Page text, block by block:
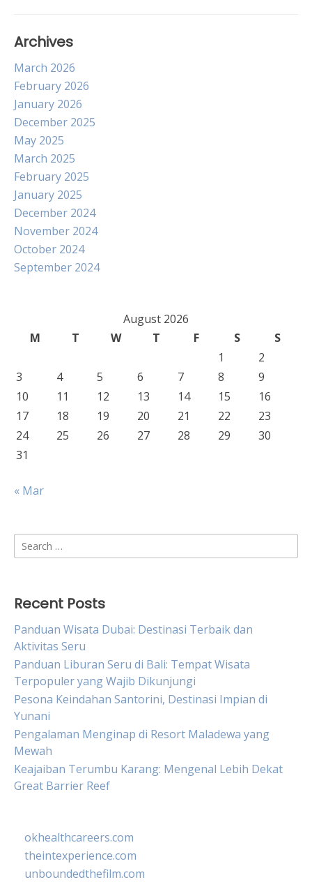
Archives
March 2026
February 2026
January 2026
December 2025
May 2025
March 2025
February 2025
January 2025
December 2024
November 2024
October 2024
September 2024
August 2026
M
T W T F S
S
1
2
3
4 5 6 7 8
9
10
11 12 13 14 15
16
17
18 19 20 21 22
23
24
25 26 27 28 29
30
31
« Mar
Search
for:
Recent Posts
Panduan Wisata Dubai: Destinasi Terbaik dan
Aktivitas Seru
Panduan Liburan Seru di Bali: Tempat Wisata
Terpopuler yang Wajib Dikunjungi
Pesona Keindahan Santorini, Destinasi Impian di
Yunani
Pengalaman Menginap di Resort Maladewa yang
Mewah
Keajaiban Terumbu Karang: Mengenal Lebih Dekat
Great Barrier Reef
okhealthcareers.com
theintexperience.com
unboundedthefilm.com